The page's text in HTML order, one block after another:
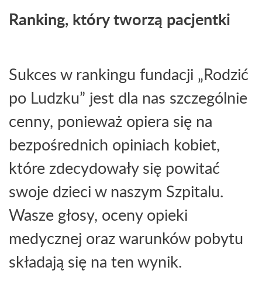
Ranking, który tworzą pacjentki
Sukces w rankingu fundacji „Rodzić
po Ludzku” jest dla nas szczególnie
cenny, ponieważ opiera się na
bezpośrednich opiniach kobiet,
które zdecydowały się powitać
swoje dzieci w naszym Szpitalu.
Wasze głosy, oceny opieki
medycznej oraz warunków pobytu
składają się na ten wynik.